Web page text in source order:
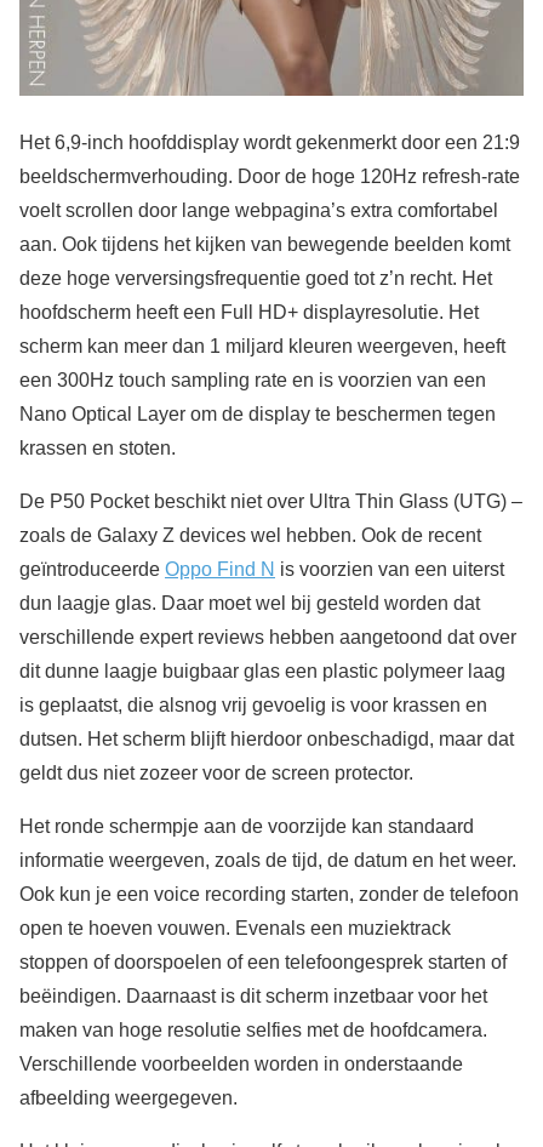
Het 6,9-inch hoofddisplay wordt gekenmerkt door een 21:9
beeldschermverhouding. Door de hoge 120Hz refresh-rate
voelt scrollen door lange webpagina’s extra comfortabel
aan. Ook tijdens het kijken van bewegende beelden komt
deze hoge verversingsfrequentie goed tot z’n recht. Het
hoofdscherm heeft een Full HD+ displayresolutie. Het
scherm kan meer dan 1 miljard kleuren weergeven, heeft
een 300Hz touch sampling rate en is voorzien van een
Nano Optical Layer om de display te beschermen tegen
krassen en stoten.
De P50 Pocket beschikt niet over Ultra Thin Glass (UTG) –
zoals de Galaxy Z devices wel hebben. Ook de recent
geïntroduceerde Oppo Find N is voorzien van een uiterst
dun laagje glas. Daar moet wel bij gesteld worden dat
verschillende expert reviews hebben aangetoond dat over
dit dunne laagje buigbaar glas een plastic polymeer laag
is geplaatst, die alsnog vrij gevoelig is voor krassen en
dutsen. Het scherm blijft hierdoor onbeschadigd, maar dat
geldt dus niet zozeer voor de screen protector.
Het ronde schermpje aan de voorzijde kan standaard
informatie weergeven, zoals de tijd, de datum en het weer.
Ook kun je een voice recording starten, zonder de telefoon
open te hoeven vouwen. Evenals een muziektrack
stoppen of doorspoelen of een telefoongesprek starten of
beëindigen. Daarnaast is dit scherm inzetbaar voor het
maken van hoge resolutie selfies met de hoofdcamera.
Verschillende voorbeelden worden in onderstaande
afbeelding weergegeven.